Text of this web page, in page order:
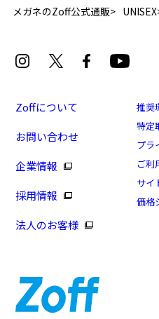
[セール価格]Disney
“Sunglasses” Minnie
商品番号：ZC241G07-
リア)/単価：￥4,950
※商品が再入荷された際にメールでお知ら
※本サービスは商品の購入をお約束するも
※ご希望の商品が再入荷しない場合もご
メガネのZoff公式通販 UNISEX
Zoffについて
お問い合わせ
企業情報
採用情報
法人のお客様
推奨
特定
プラ
ご利
サイ
価格